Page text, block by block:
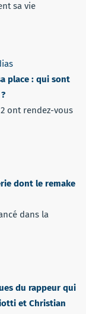
sa vie
place : qui sont
ont rendez-vous
dont le remake
dans la
du rappeur qui
et Christian